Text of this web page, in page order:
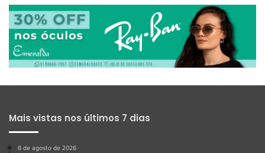
Mais vistas nos últimos 7 dias
6 de agosto de 2026